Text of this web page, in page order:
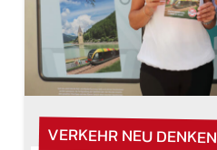
VERKEHR NEU DENKEN